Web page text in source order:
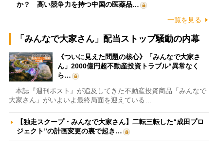
か？ 高い競争力を持つ中国の医薬品…
一覧を見る
「みんなで大家さん」配当ストップ騒動の内幕
《ついに見えた問題の核心》「みんなで大家さ
ん」2000億円超不動産投資トラブル“異常なく
ら…
本誌『週刊ポスト』が追及してきた不動産投資商品「みんなで
大家さん」がいよいよ最終局面を迎えている…
【独走スクープ・みんなで大家さん】二転三転した“成田プロ
ジェクト”の計画変更の裏で起き…